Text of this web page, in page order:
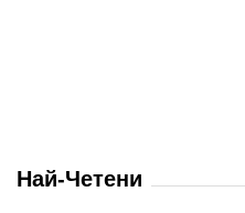
Най-Четени